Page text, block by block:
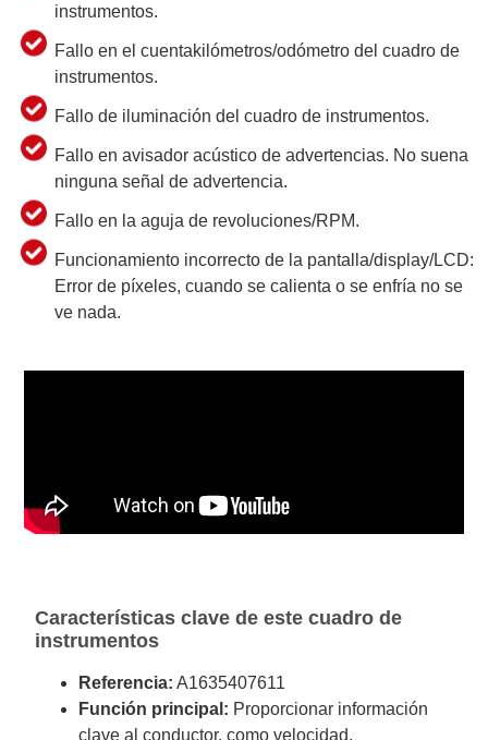
instrumentos.
Fallo en el cuentakilómetros/odómetro del cuadro de
instrumentos.
Fallo de iluminación del cuadro de instrumentos.
Fallo en avisador acústico de advertencias. No suena
ninguna señal de advertencia.
Fallo en la aguja de revoluciones/RPM.
Funcionamiento incorrecto de la pantalla/display/LCD:
Error de píxeles, cuando se calienta o se enfría no se
ve nada.
Características clave de este cuadro de
instrumentos
Referencia: A1635407611
Función principal: Proporcionar información
clave al conductor, como velocidad,